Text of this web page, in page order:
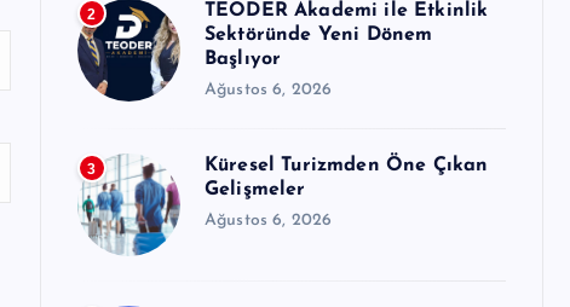
2
TEODER Akademi ile Etkinlik
Sektöründe Yeni Dönem
Başlıyor
Ağustos 6, 2026
3
Küresel Turizmden Öne Çıkan
Gelişmeler
Ağustos 6, 2026